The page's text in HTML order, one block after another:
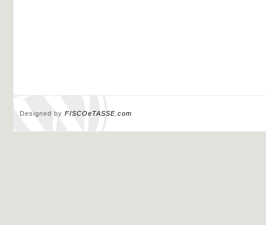
Designed by FISCOeTASSE.com